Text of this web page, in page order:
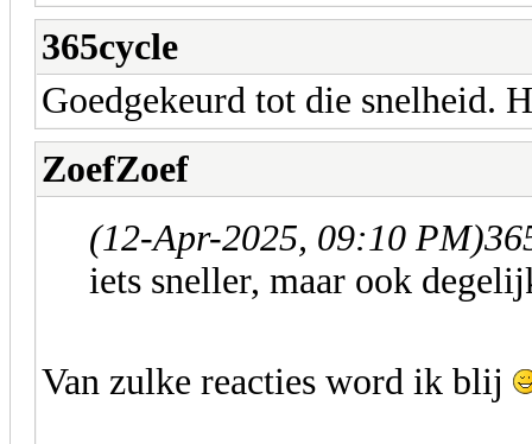
365cycle
Goedgekeurd tot die snelheid.
ZoefZoef
(12-Apr-2025, 09:10 PM)
iets sneller, maar ook
Van zulke reacties word ik blij